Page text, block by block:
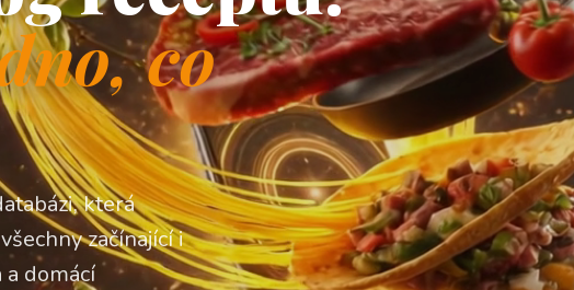
co
která
začínající i
domácí